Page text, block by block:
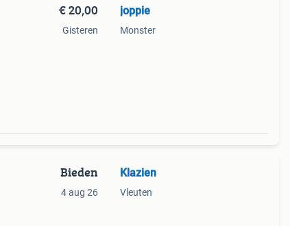
€ 20,00
Gisteren
joppie
Monster
Bieden
4 aug 26
Klazien
Vleuten